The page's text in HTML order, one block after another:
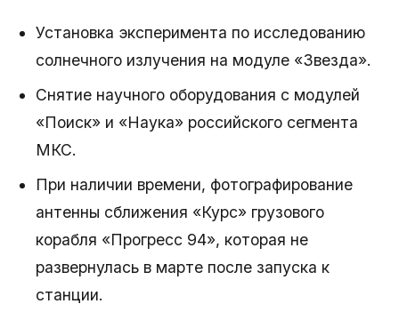
Установка эксперимента по исследованию
солнечного излучения на модуле «Звезда».
Снятие научного оборудования с модулей
«Поиск» и «Наука» российского сегмента
МКС.
При наличии времени, фотографирование
антенны сближения «Курс» грузового
корабля «Прогресс 94», которая не
развернулась в марте после запуска к
станции.